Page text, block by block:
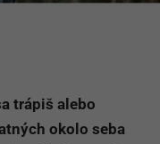
trápiš alebo
okolo seba